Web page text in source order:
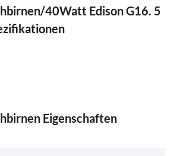
40Watt Edison G16. 5
Eigenschaften